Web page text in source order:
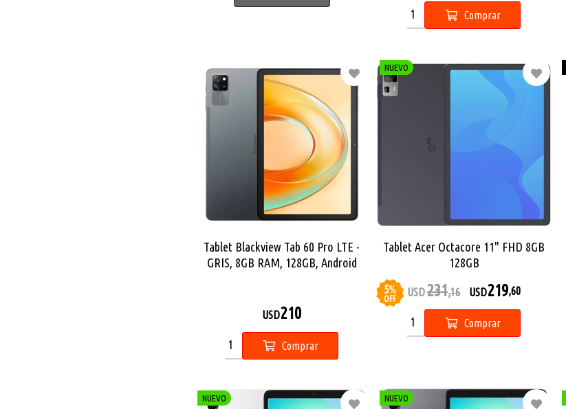
Comprar
Tablet Blackview Tab 60 Pro LTE -
GRIS, 8GB RAM, 128GB, Android
USD210
Comprar
NUEVO
Tablet Acer Octacore 11" FHD 8GB
128GB
5%
OFF
USD231,16 USD219,60
Comprar
NUEVO NUEVO